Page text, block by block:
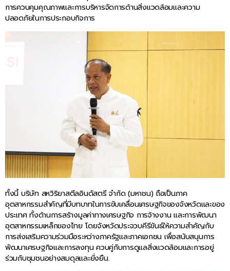
การควบคุมคุณภาพและการบริหารจัดการด้านสิ่งแวดล้อมและความ
ปลอดภัยในการประกอบกิจการ
ทั้งนี้ บริษัท สหวิริยาสตีลอินดัสตรี จำกัด (มหาชน) ถือเป็นภาค
อุตสาหกรรมสำคัญที่มีบทบาทในการขับเคลื่อนเศรษฐกิจของจังหวัดและของ
ประเทศ ทั้งด้านการสร้างมูลค่าทางเศรษฐกิจ การจ้างงาน และการพัฒนา
อุตสาหกรรมเหล็กของไทย โดยจังหวัดประจวบคีรีขันธ์ให้ความสำคัญกับ
การส่งเสริมความร่วมมือระหว่างภาครัฐและภาคเอกชน เพื่อสนับสนุนการ
พัฒนาเศรษฐกิจและการลงทุน ควบคู่กับการดูแลสิ่งแวดล้อมและการอยู่
ร่วมกับชุมชนอย่างสมดุลและยั่งยืน.